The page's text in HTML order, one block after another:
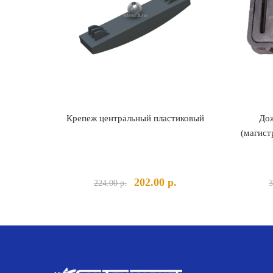
Крепеж центральный пластиковый
224.00р.
Первоначальная
224.00 р..
202.00 р.